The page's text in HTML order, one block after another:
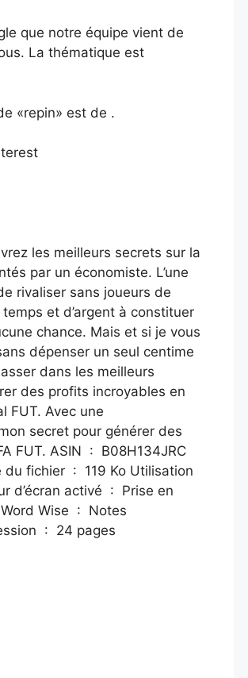
que notre équipe vient de
La thématique est
«repin» est de .
les meilleurs secrets sur la
par un économiste. L’une
rivaliser sans joueurs de
et d’argent à constituer
chance. Mais et si je vous
dépenser un seul centime
dans les meilleurs
des profits incroyables en
FUT. Avec une
secret pour générer des
B08H134JRC
autocollantes activées ‏ : ‎ Sur Kindle Scribe Longueur d’impression ‏ : ‎ 24 ​​pages